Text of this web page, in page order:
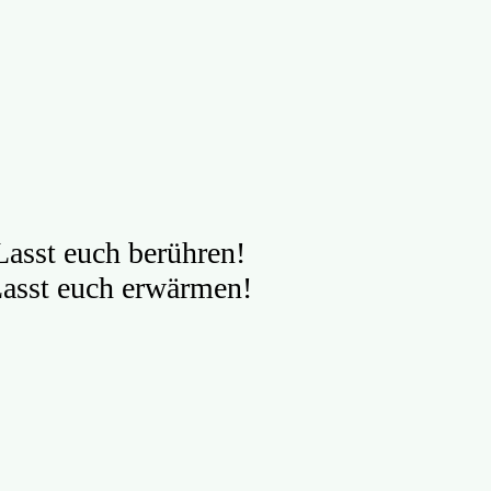
euch berühren!
euch erwärmen!